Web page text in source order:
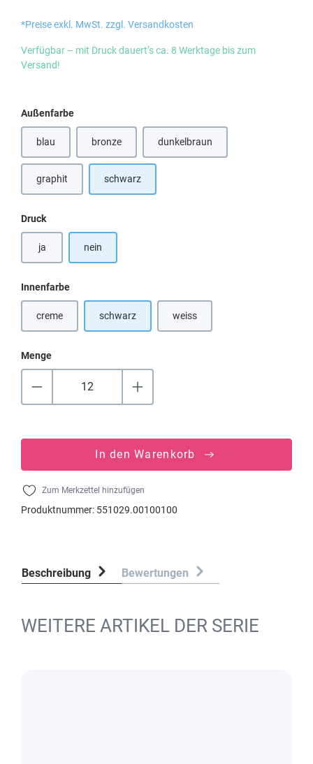
*Preise exkl. MwSt. zzgl. Versandkosten
Verfügbar – mit Druck dauert’s ca. 8 Werktage bis zum
Versand!
Außenfarbeauswählen
blau(Diese Option ist zurzeit nicht verfügbar.)
bronze dunkelbraun(Diese Option ist zurzeit nicht
graphit schwarz
Druckauswählen
ja nein
Innenfarbeauswählen
creme(Diese Option ist zurzeit nicht verfügbar.)
schwarz weiss(Diese Option ist zurzeit nicht
Menge
In den Warenkorb
Zum Merkzettel hinzufügen
Produktnummer: 551029.00100100
Beschreibung Bewertungen
WEITERE ARTIKEL DER SERIE